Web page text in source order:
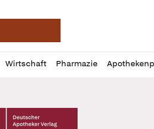
Wirtschaft Pharmazie
Apotheker Verlag Logo